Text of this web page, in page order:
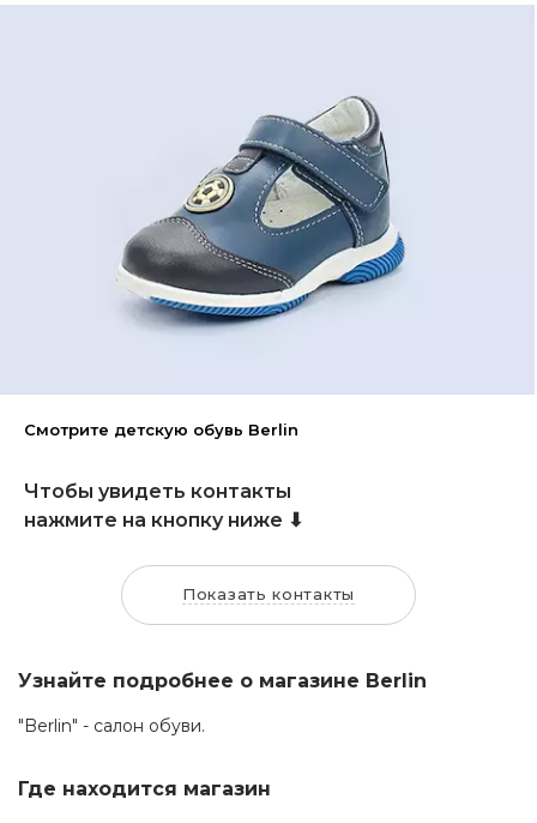
Смотрите детскую обувь Berlin
Чтобы увидеть контакты
нажмите на кнопку ниже ⬇
Показать контакты
Узнайте подробнее о магазине Berlin
"Berlin" - салон обуви.
Где находится магазин